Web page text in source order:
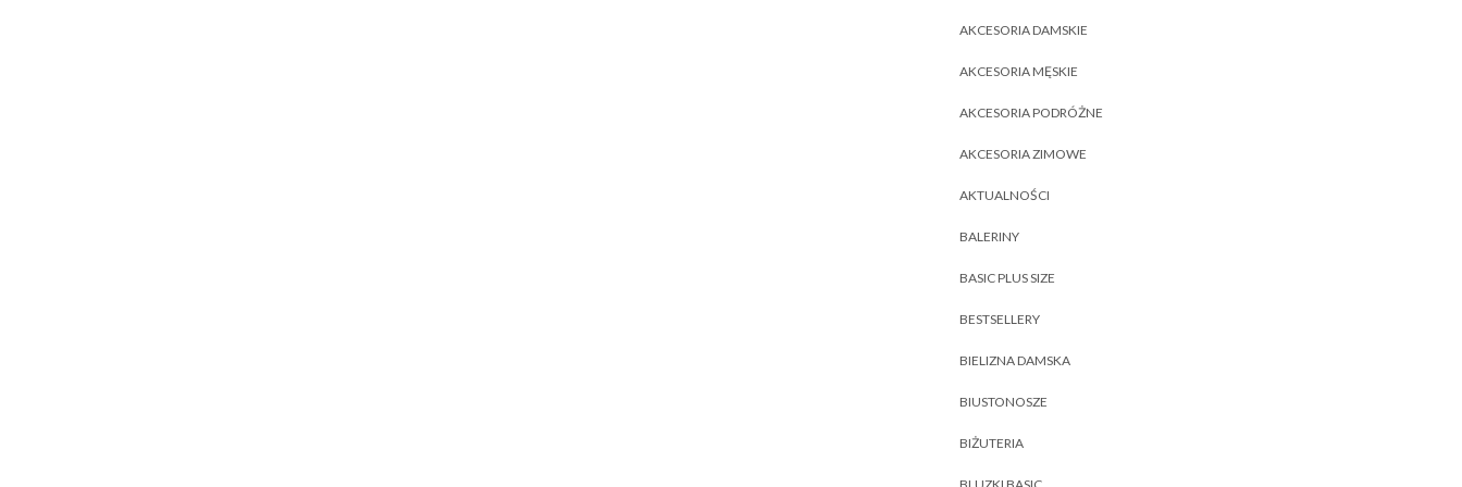
AKCESORIA DAMSKIE
AKCESORIA MĘSKIE
AKCESORIA PODRÓŻNE
AKCESORIA ZIMOWE
AKTUALNOŚCI
BALERINY
BASIC PLUS SIZE
BESTSELLERY
BIELIZNA DAMSKA
BIUSTONOSZE
BIŻUTERIA